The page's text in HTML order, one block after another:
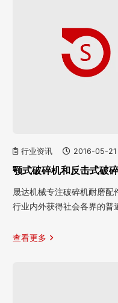
行业资讯 2016-05-21
颚式破碎机和反击式破
晟达机械专注破碎机耐磨
行业内外获得社会各界的
查看更多